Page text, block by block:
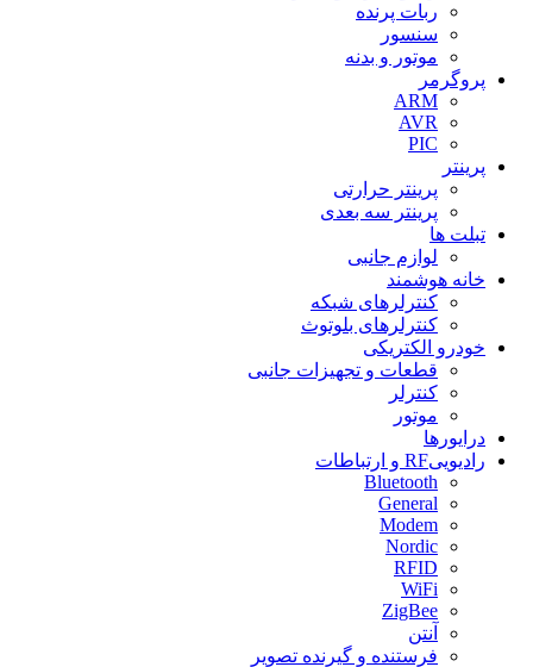
ربات پرنده
سنسور
موتور و بدنه
پروگرمر
ARM
AVR
PIC
پرینتر
پرینتر حرارتی
پرینتر سه بعدی
تبلت ها
لوازم جانبی
خانه هوشمند
كنترلرهای شبكه
کنترلرهای بلوتوث
خودرو الکتریکی
قطعات و تجهیزات جانبی
کنترلر
موتور
درایورها
راديويیRF و ارتباطات
Bluetooth
General
Modem
Nordic
RFID
WiFi
ZigBee
آنتن
فرستنده و گیرنده تصویر